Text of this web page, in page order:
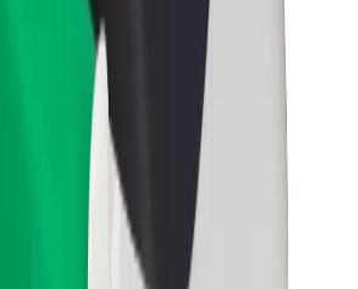
უსაფრთხოება